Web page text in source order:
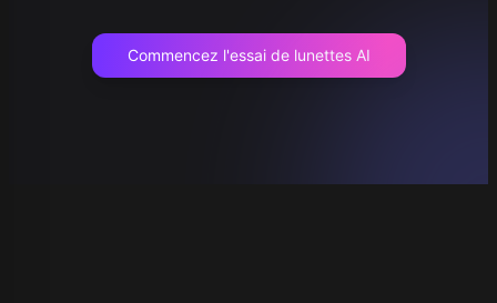
Commencez l'essai de lunettes AI